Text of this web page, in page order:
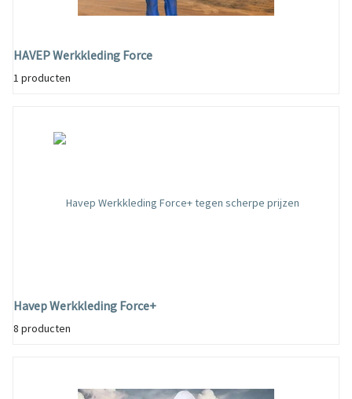
HAVEP Werkkleding Force
1 producten
Havep Werkkleding Force+
8 producten